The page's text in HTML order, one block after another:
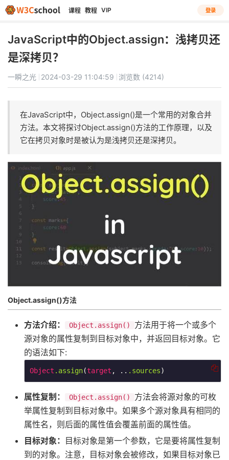
课程 教程 VIP 登录
JavaScript中的Object.assign：浅拷贝还
是深拷贝？
一瞬之光 2024-03-29 11:04:59 浏览数 (4214)
在JavaScript中，Object.assign()是一个常用的对象合并
方法。本文将探讨Object.assign()方法的工作原理，以及
它在拷贝对象时是被认为是浅拷贝还是深拷贝。
Object.assign()方法
方法介绍： Object.assign()
​方法用于将一个或多个
源对象的属性复制到目标对象中，并返回目标对象。它
的语法如下:
Object .assign(target , .. .sources)
属性复制： Object.assign()
​方法会将源对象的可枚
举属性复制到目标对象中。如果多个源对象具有相同的
属性名，则后面的属性值会覆盖前面的属性值。
目标对象： 目标对象是第一个参数，它是要将属性复制
到的对象。注意，目标对象会被修改，如果目标对象已